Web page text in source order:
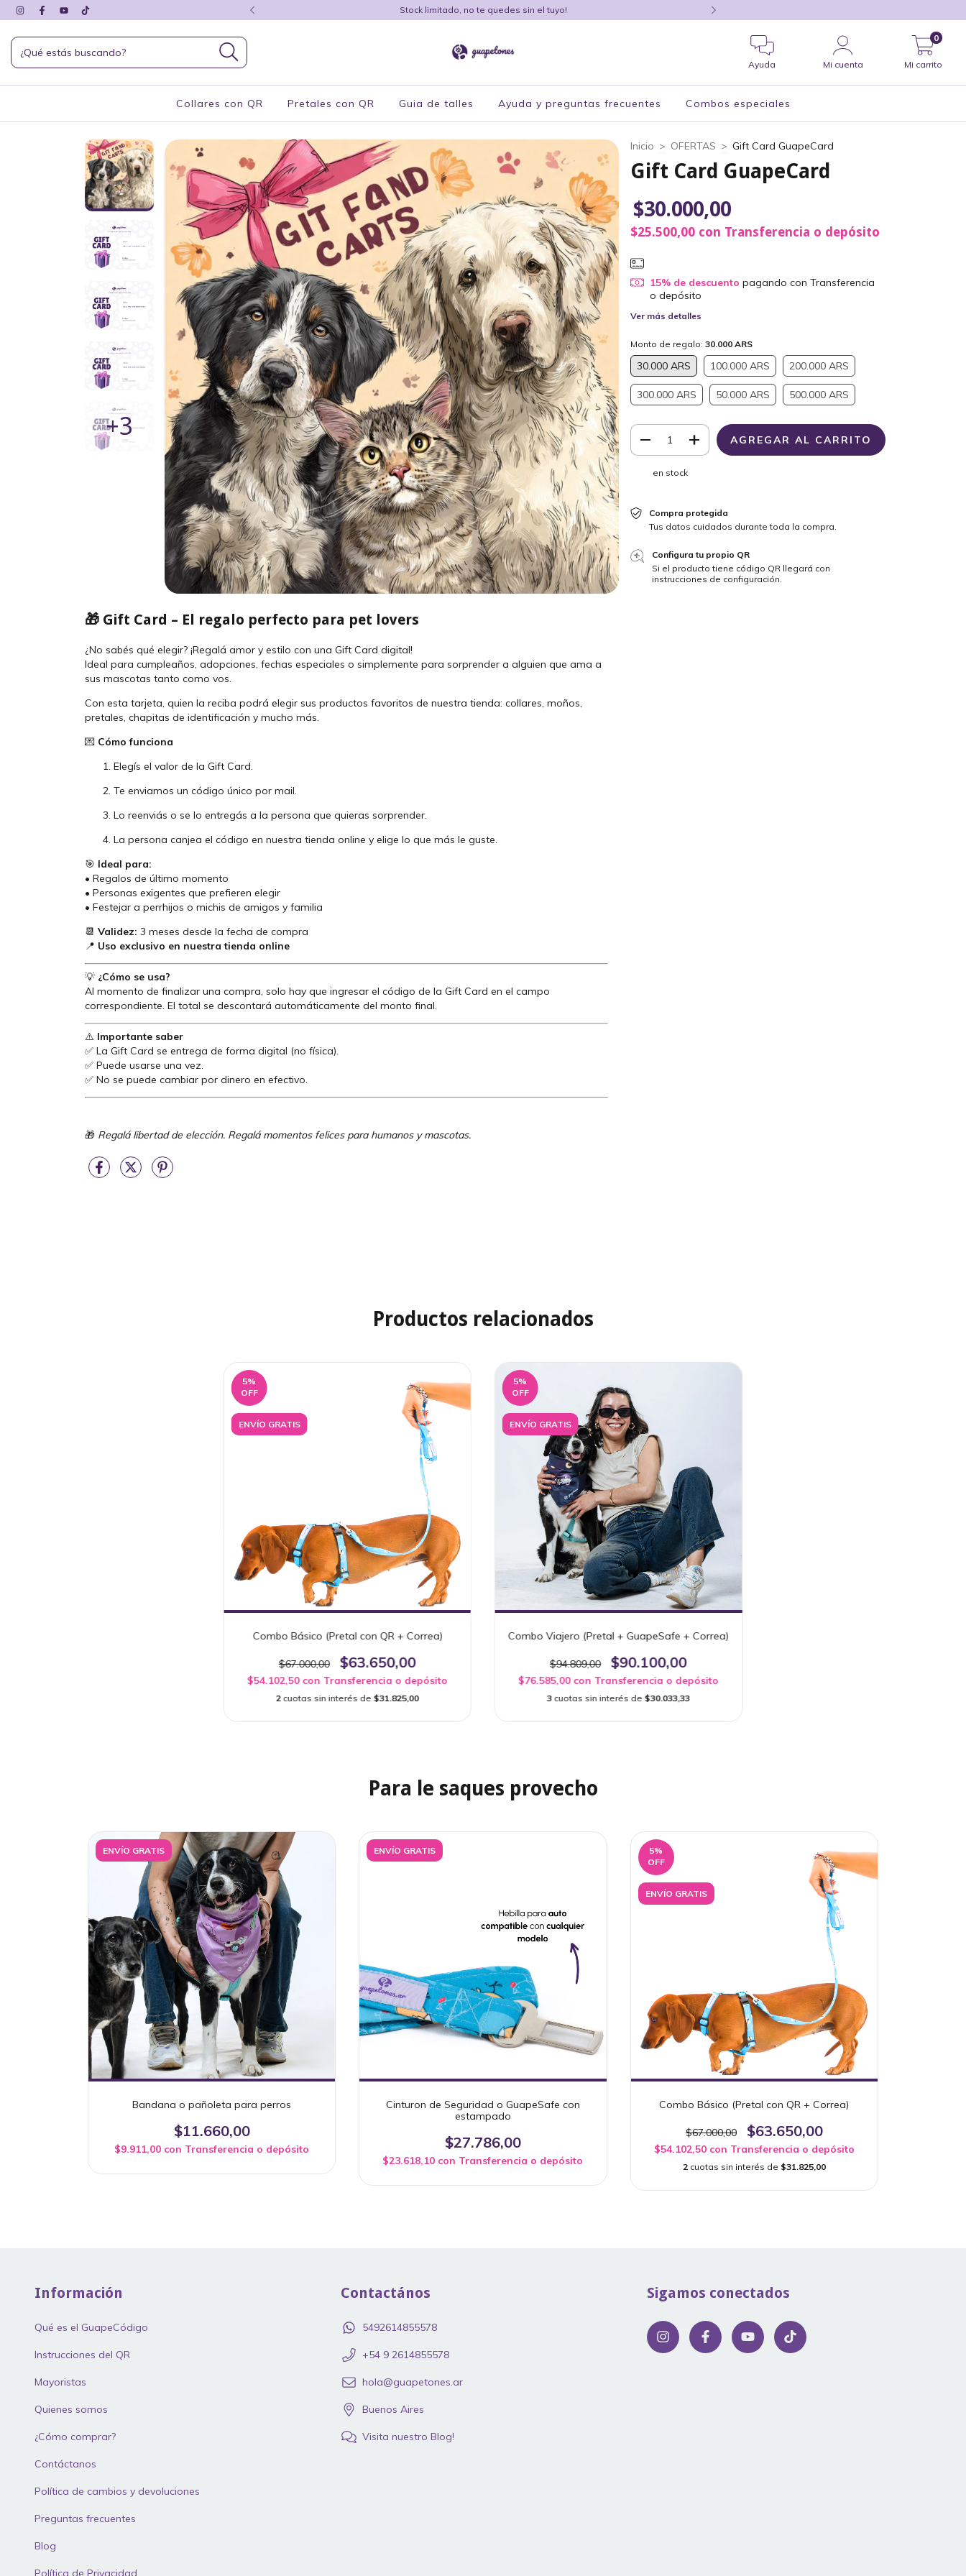
15% por transferencia Stock limitado, no te quedes sin el tuyo!
Ayuda Mi cuenta Mi carrito
0
Collares con QR Pretales con QR Guia de talles Ayuda y preguntas frecuentes Combos especiales
+3
🎁 Gift Card – El regalo perfecto para pet lovers
¿No sabés qué elegir? ¡Regalá amor y estilo con una Gift Card digital!
Ideal para cumpleaños, adopciones, fechas especiales o simplemente para sorprender a alguien que ama a
sus mascotas tanto como vos.
Con esta tarjeta, quien la reciba podrá elegir sus productos favoritos de nuestra tienda: collares, moños,
pretales, chapitas de identificación y mucho más.
💌 Cómo funciona
Elegís el valor de la Gift Card.
Te enviamos un código único por mail.
Lo reenviás o se lo entregás a la persona que quieras sorprender.
La persona canjea el código en nuestra tienda online y elige lo que más le guste.
🎯 Ideal para:
• Regalos de último momento
• Personas exigentes que prefieren elegir
• Festejar a perrhijos o michis de amigos y familia
📆 Validez: 3 meses desde la fecha de compra
📍 Uso exclusivo en nuestra tienda online
💡 ¿Cómo se usa?
Al momento de finalizar una compra, solo hay que ingresar el código de la Gift Card en el campo
correspondiente. El total se descontará automáticamente del monto final.
⚠️ Importante saber
✅ La Gift Card se entrega de forma digital (no física).
✅ Puede usarse una vez.
✅ No se puede cambiar por dinero en efectivo.
🎁 Regalá libertad de elección. Regalá momentos felices para humanos y mascotas.
Inicio > OFERTAS > Gift Card GuapeCard
Gift Card GuapeCard
$30.000,00
$25.500,00 con Transferencia o depósito
15% de descuento pagando con Transferencia
o depósito
Ver más detalles
Monto de regalo: 30.000 ARS
30.000 ARS 100.000 ARS 200.000 ARS
300.000 ARS 50.000 ARS 500.000 ARS
en stock
Compra protegida
Tus datos cuidados durante toda la compra.
Configura tu propio QR
Si el producto tiene código QR llegará con
instrucciones de configuración.
Productos relacionados
5%
OFF
ENVÍO GRATIS
Combo Básico (Pretal con QR + Correa)
$67.000,00 $63.650,00
$54.102,50 con Transferencia o depósito
2 cuotas sin interés de $31.825,00
5%
OFF
ENVÍO GRATIS
Combo Viajero (Pretal + GuapeSafe + Correa)
$94.809,00 $90.100,00
$76.585,00con Transferencia o depósito
3 cuotas sin interés de$30.033,33
Para le saques provecho
ENVÍO GRATIS
Bandana o pañoleta para perros
$11.660,00
$9.911,00 con Transferencia o depósito
ENVÍO GRATIS
Cinturon de Seguridad o GuapeSafe con
estampado
$27.786,00
$23.618,10 con Transferencia o depósito
5%
OFF
ENVÍO GRATIS
Combo Básico (Pretal con QR + Correa)
$67.000,00 $63.650,00
$54.102,50 con Transferencia o depósito
2 cuotas sin interés de $31.825,00
Información
Qué es el GuapeCódigo
Instrucciones del QR
Mayoristas
Quienes somos
¿Cómo comprar?
Contáctanos
Política de cambios y devoluciones
Preguntas frecuentes
Blog
Política de Privacidad
Contactános
5492614855578
‪+54 9 2614855578
hola@guapetones.ar
Buenos Aires
Visita nuestro Blog!
Sigamos conectados